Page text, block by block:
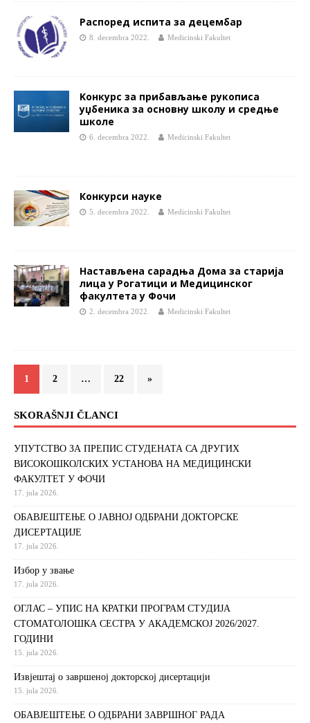
Распоред испита за децембар
8. decembra 2022. Medicinski Fakultet
Koнкурс за прибављање рукописа
уџбеника за основну школу и средње
школе
6. decembra 2022. Medicinski Fakultet
Конкурси науке
5. decembra 2022. Medicinski Fakultet
Настављена сарадња Дома за старија
лица у Рогатици и Медицинског
факултета у Фочи
2. decembra 2022. Medicinski Fakultet
1 2 … 22 »
SKORAŠNJI ČLANCI
УПУТСТВО ЗА ПРЕПИС СТУДЕНАТА СА ДРУГИХ
ВИСОКОШКОЛСКИХ УСТАНОВА НА МЕДИЦИНСКИ
ФАКУЛТЕТ У ФОЧИ
17. jula 2026.
ОБАВЈЕШТЕЊЕ О ЈАВНОЈ ОДБРАНИ ДОКТОРСКЕ
ДИСЕРТАЦИЈЕ
17. jula 2026.
Избор у звање
17. jula 2026.
ОГЛАС – УПИС НА КРАТКИ ПРОГРАМ СТУДИЈА
СТОМАТОЛОШКА СЕСТРА У АКАДЕМСКОЈ 2026/2027.
ГОДИНИ
15. jula 2026.
Извjeштaj o зaвршeнoj дoктoрскoj дисeртaциjи
15. jula 2026.
ОБАВЈЕШТЕЊЕ О ОДБРАНИ ЗАВРШНОГ РАДА